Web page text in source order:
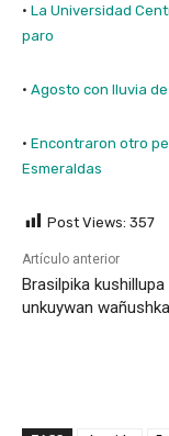
· La Universidad
paro
· Agosto con lluvia
· Encontraron otro
Esmeraldas
Post Views: 357
Artículo anterior
Brasilpika kushillupa
unkuywan wañushka